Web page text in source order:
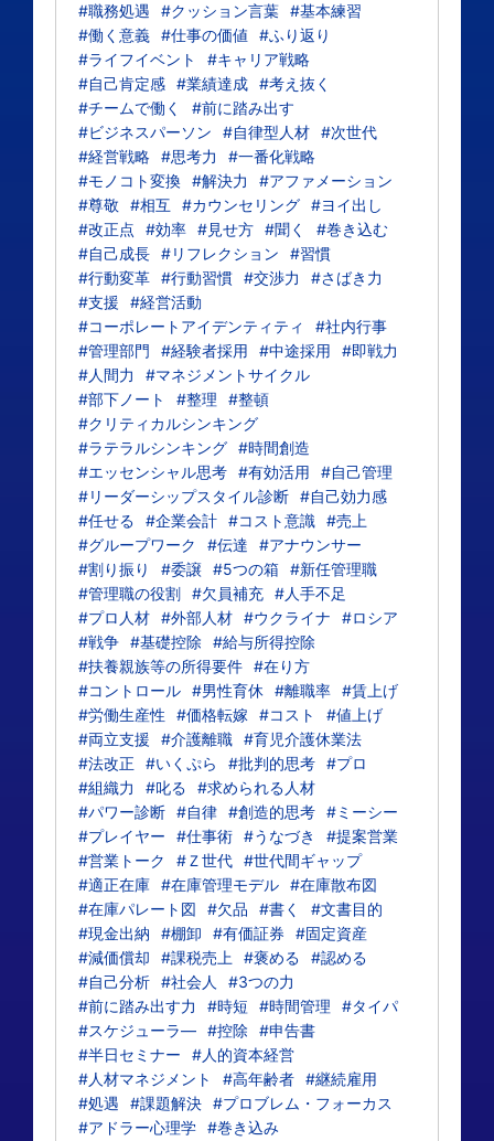
#職務処遇
#クッション言葉 #基本練習
#働く意義 #仕事の価値
#ふり返り
#ライフイベント
#キャリア戦略
#自己肯定感 #業績達成 #考え抜く
#チームで働く
#前に踏み出す
#ビジネスパーソン
#自律型人材 #次世代
#経営戦略 #思考力
#一番化戦略
#モノコト変換 #解決力
#アファメーション
#尊敬
#相互 #カウンセリング #ヨイ出し
#改正点
#効率 #見せ方 #聞く
#巻き込む
#自己成長 #リフレクション
#習慣
#行動変革 #行動習慣 #交渉力
#さばき力
#支援
#経営活動
#コーポレートアイデンティティ
#社内行事
#管理部門
#経験者採用 #中途採用
#即戦力
#人間力
#マネジメントサイクル
#部下ノート
#整理
#整頓
#クリティカルシンキング
#ラテラルシンキング #時間創造
#エッセンシャル思考 #有効活用
#自己管理
#リーダーシップスタイル診断 #自己効力感
#任せる
#企業会計 #コスト意識 #売上
#グループワーク
#伝達
#アナウンサー
#割り振り
#委譲 #5つの箱 #新任管理職
#管理職の役割 #欠員補充 #人手不足
#プロ人材 #外部人材 #ウクライナ
#ロシア
#戦争 #基礎控除
#給与所得控除
#扶養親族等の所得要件 #在り方
#コントロール #男性育休 #離職率 #賃上げ
#労働生産性
#価格転嫁 #コスト
#値上げ
#両立支援
#介護離職 #育児介護休業法
#法改正
#いくぷら #批判的思考 #プロ
#組織力
#叱る
#求められる人材
#パワー診断 #自律 #創造的思考 #ミーシー
#プレイヤー
#仕事術 #うなづき
#提案営業
#営業トーク
#Ｚ世代 #世代間ギャップ
#適正在庫 #在庫管理モデル #在庫散布図
#在庫パレート図
#欠品 #書く
#文書目的
#現金出納
#棚卸 #有価証券
#固定資産
#減価償却
#課税売上 #褒める
#認める
#自己分析 #社会人
#3つの力
#前に踏み出す力
#時短 #時間管理
#タイパ
#スケジューラ― #控除
#申告書
#半日セミナー
#人的資本経営
#人材マネジメント
#高年齢者 #継続雇用
#処遇
#課題解決 #プロブレム・フォーカス
#アドラー心理学 #巻き込み